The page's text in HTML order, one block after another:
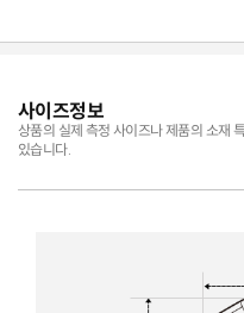
사이즈정보
상품의 실제 측정 사이즈나 제품의 소재
있습니다.